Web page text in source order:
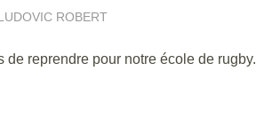
ROBERT
reprendre pour notre école de rugby.